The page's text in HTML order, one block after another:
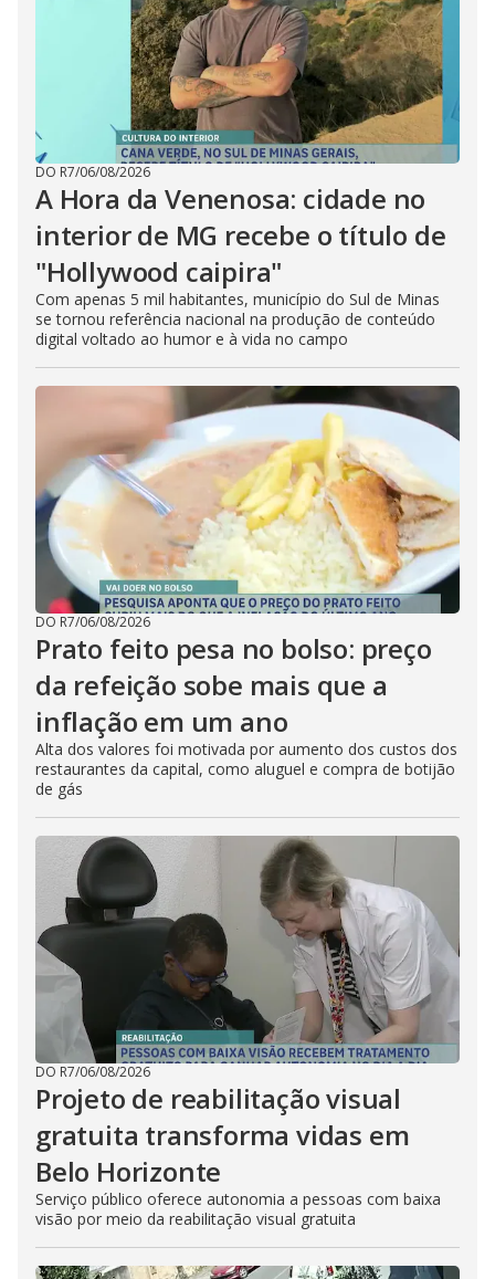
DO R7/06/08/2026
A Hora da Venenosa: cidade no
interior de MG recebe o título de
"Hollywood caipira"
Com apenas 5 mil habitantes, município do Sul de Minas
se tornou referência nacional na produção de conteúdo
digital voltado ao humor e à vida no campo
DO R7/06/08/2026
Prato feito pesa no bolso: preço
da refeição sobe mais que a
inflação em um ano
Alta dos valores foi motivada por aumento dos custos dos
restaurantes da capital, como aluguel e compra de botijão
de gás
DO R7/06/08/2026
Projeto de reabilitação visual
gratuita transforma vidas em
Belo Horizonte
Serviço público oferece autonomia a pessoas com baixa
visão por meio da reabilitação visual gratuita